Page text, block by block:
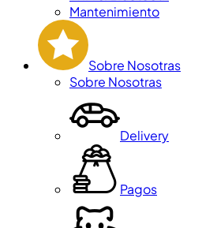
Mantenimiento
Sobre Nosotras
Sobre Nosotras
Delivery
Pagos